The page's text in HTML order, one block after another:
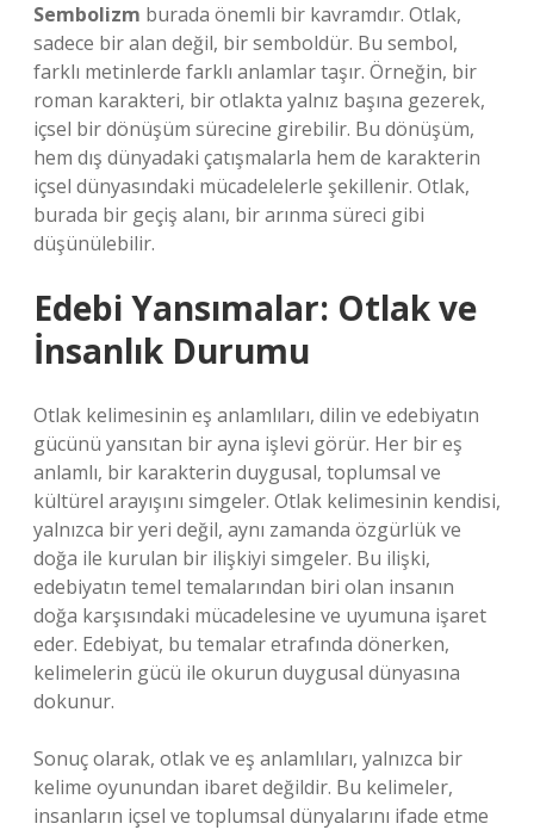
Sembolizm burada önemli bir kavramdır. Otlak,
sadece bir alan değil, bir semboldür. Bu sembol,
farklı metinlerde farklı anlamlar taşır. Örneğin, bir
roman karakteri, bir otlakta yalnız başına gezerek,
içsel bir dönüşüm sürecine girebilir. Bu dönüşüm,
hem dış dünyadaki çatışmalarla hem de karakterin
içsel dünyasındaki mücadelelerle şekillenir. Otlak,
burada bir geçiş alanı, bir arınma süreci gibi
düşünülebilir.
Edebi Yansımalar: Otlak ve
İnsanlık Durumu
Otlak kelimesinin eş anlamlıları, dilin ve edebiyatın
gücünü yansıtan bir ayna işlevi görür. Her bir eş
anlamlı, bir karakterin duygusal, toplumsal ve
kültürel arayışını simgeler. Otlak kelimesinin kendisi,
yalnızca bir yeri değil, aynı zamanda özgürlük ve
doğa ile kurulan bir ilişkiyi simgeler. Bu ilişki,
edebiyatın temel temalarından biri olan insanın
doğa karşısındaki mücadelesine ve uyumuna işaret
eder. Edebiyat, bu temalar etrafında dönerken,
kelimelerin gücü ile okurun duygusal dünyasına
dokunur.
Sonuç olarak, otlak ve eş anlamlıları, yalnızca bir
kelime oyunundan ibaret değildir. Bu kelimeler,
insanların içsel ve toplumsal dünyalarını ifade etme